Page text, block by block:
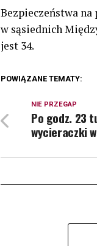
Bezpieczeństwa
w sąsiednich
jest 34.
POWIĄZANE TEMATY:
NIE PRZEGAP
Po godz. 23
wycieraczki